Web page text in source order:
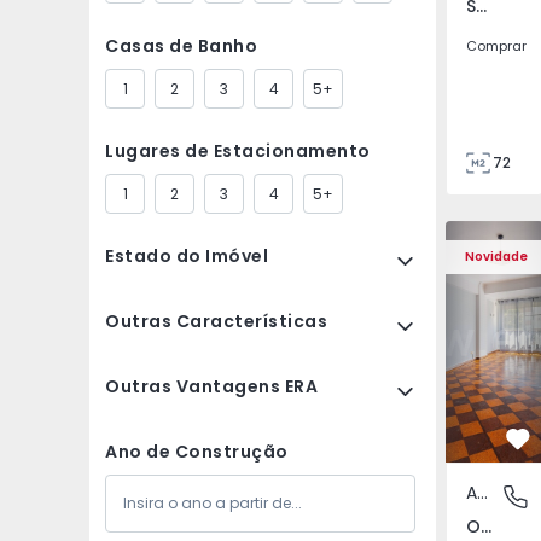
Casas de Banho
1 2 3 4 5+
Lugares de Estacionamento
1 2 3 4 5+
Estado do Imóvel
Outras Características
Outras Vantagens ERA
Ano de Construção
São Tomé do Castelo e Justes, Vila Real
Comprar
72
Novidade
Apartamento T5
Olivais,
Apartamento
Olivais, Lisboa